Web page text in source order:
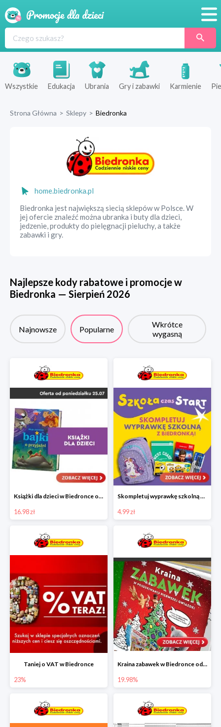
Produkty
Sklepy
Wszystkie Edukacja Ubrania Gry i zabawki Karmienie
Strona Główna > Sklepy > Biedronka
home.biedronka.pl
Biedronka jest największą siecią sklepów w Polsce. W
jej ofercie znaleźć można ubranka i buty dla dzieci,
jedzenie, produkty do pielęgnacji pieluchy, a także
zabawki i gry.
Najlepsze kody rabatowe i promocje w
Biedronka — Sierpień 2026
Najnowsze Popularne
Wkrótce
wygasną
Książki dla dzieci w Biedronce od 16,99 zł
16.98 zł
Skompletuj wyprawkę szkolną z Biedronką od 4,99 zł
4.99 zł
Taniej o VAT w Biedronce
23%
Kraina zabawek w Biedronce od 19,99 zł
19.98%